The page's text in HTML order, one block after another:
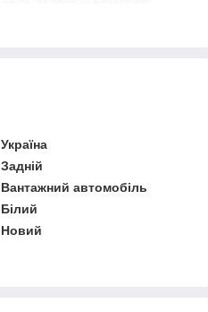
Україна
Задній
Вантажний автомобіль
Білий
Новий